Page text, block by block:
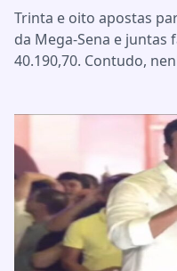
Trinta e oito apostas
da Mega-Sena e
40.190,70. Contudo,